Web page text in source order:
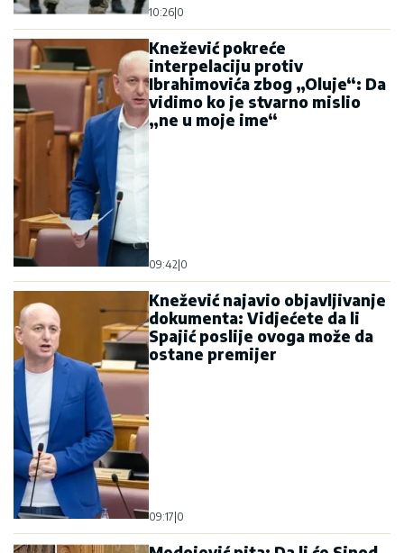
10:26|0
Knežević pokreće
interpelaciju protiv
Ibrahimovića zbog „Oluje“: Da
vidimo ko je stvarno mislio
„ne u moje ime“
09:42|0
Knežević najavio objavljivanje
dokumenta: Vidjećete da li
Spajić poslije ovoga može da
ostane premijer
09:17|0